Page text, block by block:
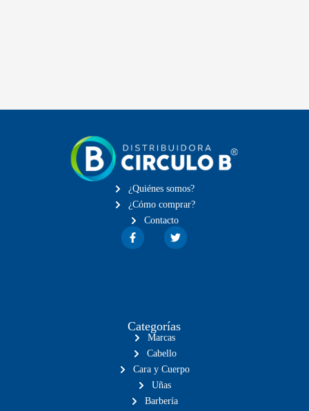
¿Quiénes somos?
¿Cómo comprar?
Contacto
Categorías
Marcas
Cabello
Cara y Cuerpo
Uñas
Barbería